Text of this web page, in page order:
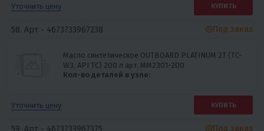
Уточнить цену КУПИТЬ
58. Арт - 4673733967238
Масло синтетическое OUTBOARD PLATINUM 2Т (TC-
W3, API TC) 200 л арт. MM2301-200
Кол-во деталей в узле:
Под заказ
Уточнить цену КУПИТЬ
Под заказ